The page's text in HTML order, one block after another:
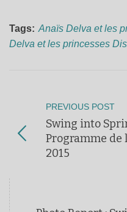
Tags: Anaïs Delva et les
Delva et les princesses
PREVIOUS POST
Swing into
Programme de
2015